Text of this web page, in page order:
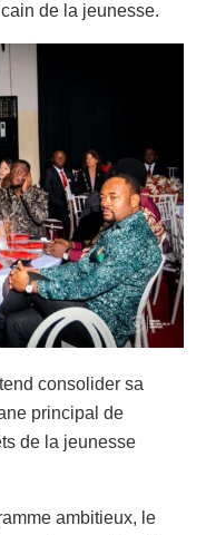
de la jeunesse.
consolider sa
principal de
de la jeunesse
ambitieux, le